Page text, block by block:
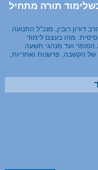
תורה מתחיל
דורון רובין, מנכ"ל התנועה
מהו בעצם לימוד
הסופר ועד מנהגי תשעה
הקשבה, פרשנות ואחריות,